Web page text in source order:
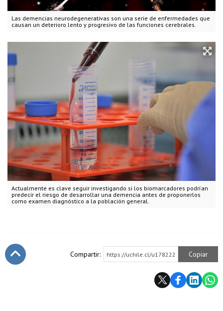
Las demencias neurodegenerativas son una serie de enfermedades que
causan un deterioro lento y progresivo de las funciones cerebrales.
Actualmente es clave seguir investigando si los biomarcadores podrían
predecir el riesgo de desarrollar una demencia antes de proponerlos
como examen diagnóstico a la población general.
Compartir: https://uchile.cl/u178222 Copiar